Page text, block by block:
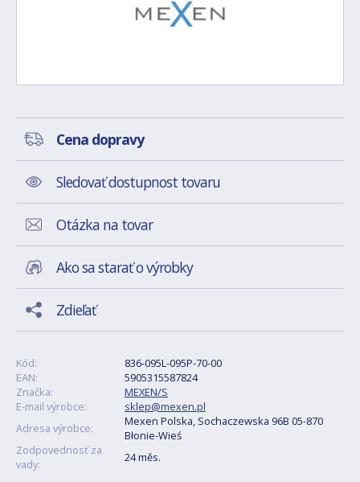
Cena dopravy
Sledovať dostupnost tovaru
Otázka na tovar
Ako sa starať o výrobky
Zdieľať
Kód:
836-095L-095P-70-00
EAN:
5905315587824
Značka:
MEXEN/S
E-mail výrobce:
sklep@mexen.pl
Adresa výrobce:
Mexen Polska, Sochaczewska 96B 05-870
Błonie-Wieś
Zodpovednosť za
vady:
24 měs.